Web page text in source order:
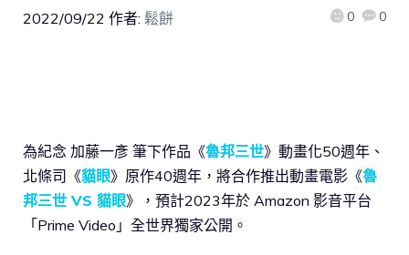
2022/09/22 作者: 鬆餅 0 0
為紀念 加藤一彥 筆下作品《魯邦三世》動畫化50週年、
北條司《貓眼》原作40週年，將合作推出動畫電影《魯
邦三世 VS 貓眼》，預計2023年於 Amazon 影音平台
「Prime Video」全世界獨家公開。